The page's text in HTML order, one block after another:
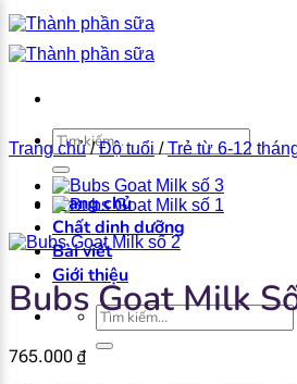
Bỏ
qua
nội
Tìm
kiếm:
Trang chủ
Chất dinh dưỡng
Bài viết
Giới thiệu
Tìm
kiếm:
Trang chủ / Độ tuổi / Trẻ từ 6-12
Bubs Goat Milk
765.000 ₫